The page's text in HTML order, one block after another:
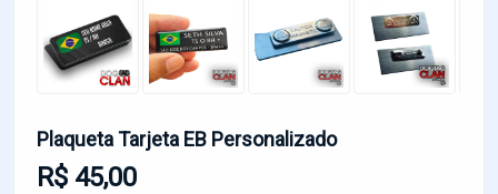
Plaqueta Tarjeta EB Personalizado
R$ 45,00